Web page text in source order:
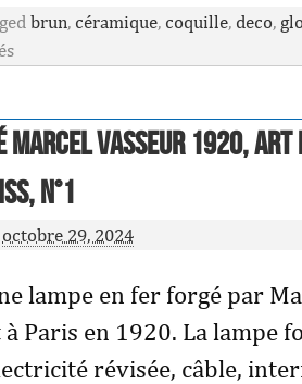
brun, céramique, coquille, deco,
Vasseur 1920, Art
N°1
octobre 29, 2024
lampe en fer forgé par
Paris en 1920. La lampe
révisée, câble,